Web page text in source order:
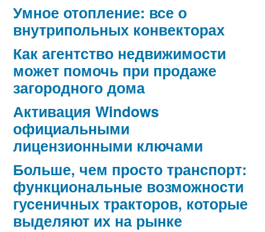
Умное отопление: все о
внутрипольных конвекторах
Как агентство недвижимости
может помочь при продаже
загородного дома
Активация Windows
официальными
лицензионными ключами
Больше, чем просто транспорт:
функциональные возможности
гусеничных тракторов, которые
выделяют их на рынке